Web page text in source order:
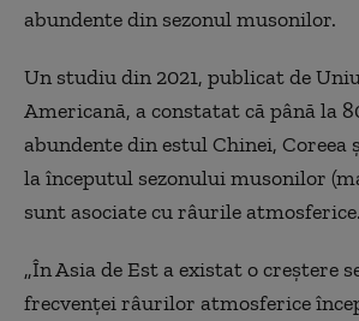
abundente din sezonul musonilor.
Un studiu din 2021, publicat de
Americană, a constatat că până la
abundente din estul Chinei, Coreea
la începutul sezonului musonilor
sunt asociate cu râurile atmosferice.
„În Asia de Est a existat o creștere
frecvenței râurilor atmosferice